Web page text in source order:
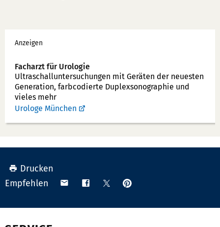
Werbung
Anzeigen
Facharzt für Urologie
Ultraschallunter­suchungen mit Geräten der neuesten
Generation, farbcodierte Duplex­sonographie und
vieles mehr
Urologe München
Drucken
Empfehlen
Teilen Teilen TeilenAnpinnen